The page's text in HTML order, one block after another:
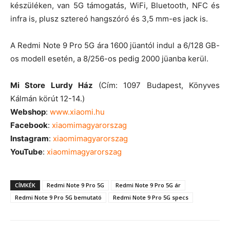
készüléken, van 5G támogatás, WiFi, Bluetooth, NFC és
infra is, plusz sztereó hangszóró és 3,5 mm-es jack is.
A Redmi Note 9 Pro 5G ára 1600 jüantól indul a 6/128 GB-
os modell esetén, a 8/256-os pedig 2000 jüanba kerül.
Mi Store Lurdy Ház (Cím: 1097 Budapest, Könyves
Kálmán körút 12-14.)
Webshop: www.xiaomi.hu
Facebook: xiaomimagyarorszag
Instagram: xiaomimagyarorszag
YouTube: xiaomimagyarorszag
CÍMKÉK Redmi Note 9 Pro 5G
Redmi Note 9 Pro 5G ár
Redmi Note 9 Pro 5G bemutató
Redmi Note 9 Pro 5G specs